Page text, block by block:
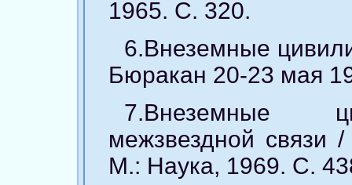
1965. С. 320.
6.Внеземные
Бюракан 20-23 мая
7.Внеземные
межзвездной
М.: Наука, 1969. С.